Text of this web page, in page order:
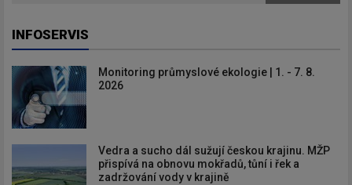
INFOSERVIS
Monitoring průmyslové ekologie | 1. - 7. 8.
2026
Vedra a sucho dál sužují českou krajinu. MŽP
přispívá na obnovu mokřadů, tůní i řek a
zadržování vody v krajině